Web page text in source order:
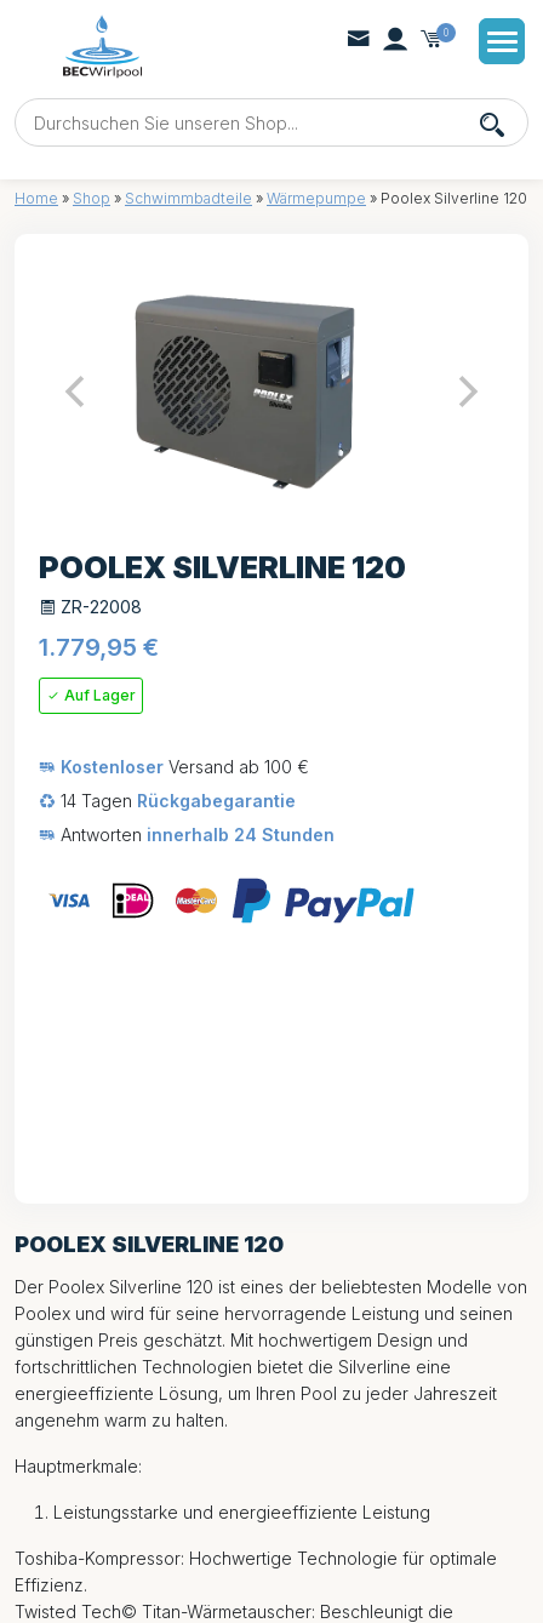
0
Home » Shop » Schwimmbadteile » Wärmepumpe » Poolex Silverline 120
POOLEX SILVERLINE 120
Der Poolex Silverline 120 ist eines der beliebtesten Modelle von
Poolex und wird für seine hervorragende Leistung und seinen
günstigen Preis geschätzt. Mit hochwertigem Design und
fortschrittlichen Technologien bietet die Silverline eine
energieeffiziente Lösung, um Ihren Pool zu jeder Jahreszeit
angenehm warm zu halten.
Hauptmerkmale:
Leistungsstarke und energieeffiziente Leistung
Toshiba-Kompressor: Hochwertige Technologie für optimale
Effizienz.
Twisted Tech© Titan-Wärmetauscher: Beschleunigt die
POOLEX SILVERLINE 120
ZR-22008
1.779,95 €
Auf Lager
Kostenloser Versand ab 100 €
14 Tagen Rückgabegarantie
Antworten innerhalb 24 Stunden